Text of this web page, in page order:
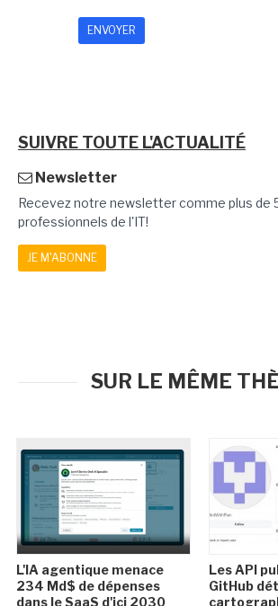
SUIVRE TOUTE L'ACTUALITÉ
Newsletter
Recevez notre newsletter comme plus de
professionnels de l'IT!
JE M'ABONNE
SUR LE MÊME
L'IA agentique menace
234 Md$ de dépenses
dans le SaaS d'ici 2030
Les API
GitHub